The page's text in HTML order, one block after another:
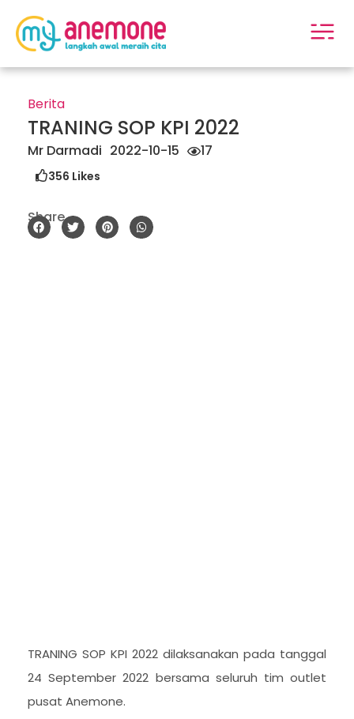
content
Berita
TRANING SOP KPI 2022
Mr Darmadi 2022-10-15 17
356 Likes
Share
TRANING SOP KPI 2022 dilaksanakan pada tanggal
24 September 2022 bersama seluruh tim outlet
pusat Anemone.